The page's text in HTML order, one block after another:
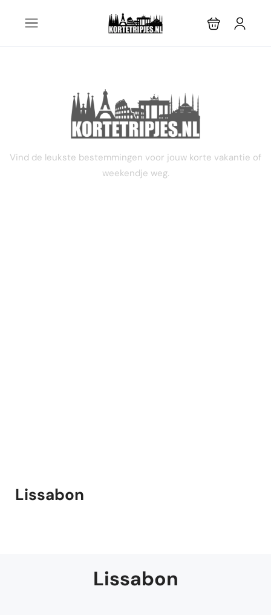
STEL JE EIGEN TRIP SAMEN
Vind de leukste bestemmingen voor jouw korte vakantie of
weekendje weg.
Lissabon
Lissabon